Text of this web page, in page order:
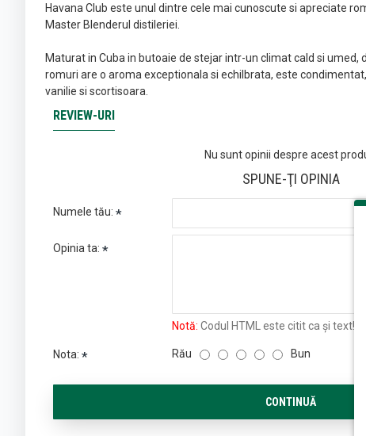
Havana Club este unul dintre cele mai cunoscute si apreciate
Master Blenderul distileriei.
Maturat in Cuba in butoaie de stejar intr-un climat cald si
romuri are o aroma exceptionala si echilbrata, este
vanilie si scortisoara.
REVIEW-URI
Nu sunt opinii despre acest
SPUNE-ŢI OPINIA
Numele tău:
Opinia ta:
Notă: Codul HTML este citit ca şi text!
Nota: Rău Bun
CONTINUĂ